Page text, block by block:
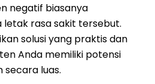
negatif biasanya
letak rasa sakit tersebut.
solusi yang praktis dan
Anda memiliki potensi
secara luas.